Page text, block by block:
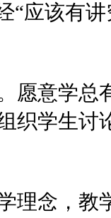
“应该有
愿意学总
织学生讨
理念，教